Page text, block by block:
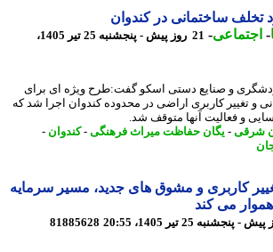
-
21 روز پیش - پنجشنبه 25 تیر 1405،
و صنایع دستی اسکو گفت:طرح ویژه ای برای
کاربری اراضی در محدوده کندوان اجرا شد که
-یگان حفاظت میراث فرهنگی-کندوان-
و مشوق های جدید، مسیر سرمایه
می کند
81885628